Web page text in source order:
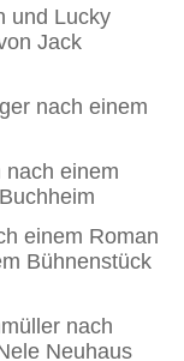
und Lucky
Jack
nach einem
nach einem
einem Roman
Bühnenstück
nach
Neuhaus